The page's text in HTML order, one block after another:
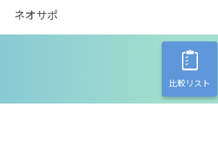
ネオサポ
比較リスト